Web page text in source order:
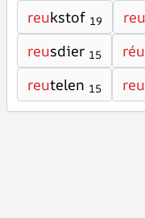
reukstof 19 reu
reusdier 15 réu
reutelen 15 reu